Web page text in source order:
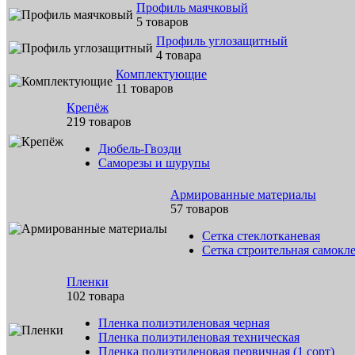
Профиль маячковый
5 товаров
Профиль углозащитный
4 товара
Комплектующие
11 товаров
Крепёж
219 товаров
Дюбель-Гвозди
Саморезы и шурупы
Армированные материалы
57 товаров
Сетка стеклотканевая
Сетка строительная
Пленки
102 товара
Пленка полиэтиленовая черная
Пленка полиэтиленовая техническая
Пленка полиэтиленовая первичная (1 сорт)